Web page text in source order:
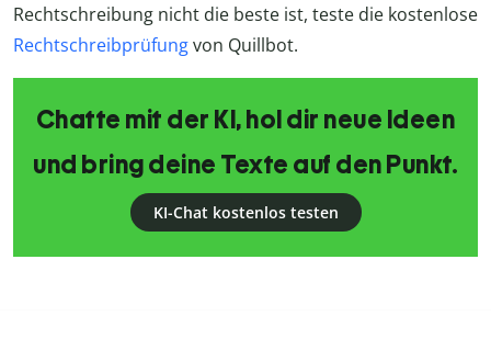
Rechtschreibung nicht die beste ist, teste die kostenlose
Rechtschreibprüfungvon Quillbot.
Chatte mit der KI, hol dir neue Ideen
und bring deine Texte auf den Punkt.
KI-Chat kostenlos testen